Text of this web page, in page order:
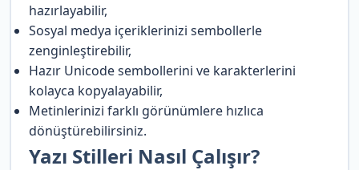
hazırlayabilir,
Sosyal medya içeriklerinizi sembollerle
zenginleştirebilir,
Hazır Unicode sembollerini ve karakterlerini
kolayca kopyalayabilir,
Metinlerinizi farklı görünümlere hızlıca
dönüştürebilirsiniz.
Yazı Stilleri Nasıl Çalışır?